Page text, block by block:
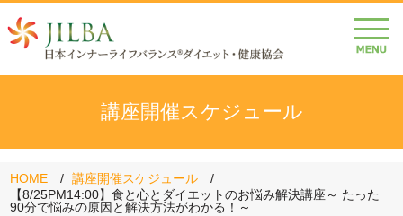
講座開催スケジュール
HOME
講座開催スケジュール
【8/25PM14:00】食と心とダイエットのお悩み解決講座～ たった
90分で悩みの原因と解決方法がわかる！～